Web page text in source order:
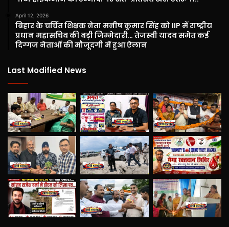
April 12, 2026
बिहार के चर्चित शिक्षक नेता मनीष कुमार सिंह को IIP में राष्ट्रीय
प्रधान महासचिव की बड़ी जिम्मेदारी… तेजस्वी यादव समेत कई
दिग्गज नेताओं की मौजूदगी में हुआ ऐलान
Last Modified News